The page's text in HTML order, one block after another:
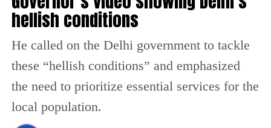
hellish conditions
He called on the Delhi government to tackle
these “hellish conditions” and emphasized
the need to prioritize essential services for the
local population.